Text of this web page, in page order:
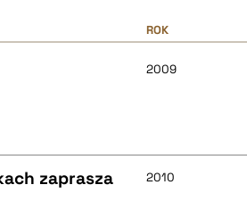
ROK
2009
zaprasza
2010